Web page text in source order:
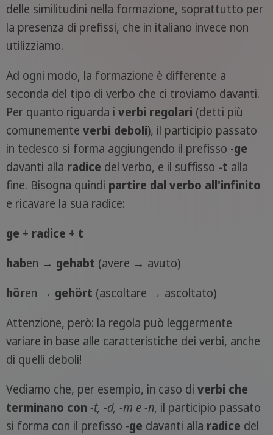
delle similitudini nella formazione, soprattutto per
la presenza di prefissi, che in italiano invece non
utilizziamo.
Ad ogni modo, la formazione è differente a
seconda del tipo di verbo che ci troviamo davanti.
Per quanto riguarda i verbi regolari (detti più
comunemente verbi deboli), il participio passato
in tedesco si forma aggiungendo il prefisso -ge
davanti alla radice del verbo, e il suffisso -t alla
fine. Bisogna quindi partire dal verbo all'infinito
e ricavare la sua radice:
ge + radice + t
haben → gehabt (avere → avuto)
hören → gehört (ascoltare → ascoltato)
Attenzione, però: la regola può leggermente
variare in base alle caratteristiche dei verbi, anche
di quelli deboli!
Vediamo che, per esempio, in caso di verbi che
terminano con -t, -d, -m e -n, il participio passato
si forma con il prefisso -ge davanti alla radice del